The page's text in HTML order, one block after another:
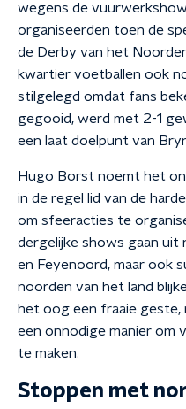
wegens de
organiseerden toen de
de Derby van het
kwartier voetballen ook
stilgelegd omdat fans
gegooid, werd met 2-1
een laat doelpunt van
Hugo Borst noemt het
in de regel lid van de
om sfeeracties te
dergelijke shows gaan uit
en Feyenoord, maar ook
noorden van het land
het oog een fraaie geste,
een onnodige manier om
te maken.
Stoppen met